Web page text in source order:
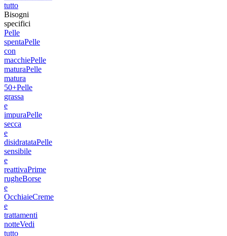
tutto
Bisogni
specifici
Pelle
spentaPelle
con
macchiePelle
maturaPelle
matura
50+Pelle
grassa
e
impuraPelle
secca
e
disidratataPelle
sensibile
e
reattivaPrime
rugheBorse
e
OcchiaieCreme
e
trattamenti
notteVedi
tutto